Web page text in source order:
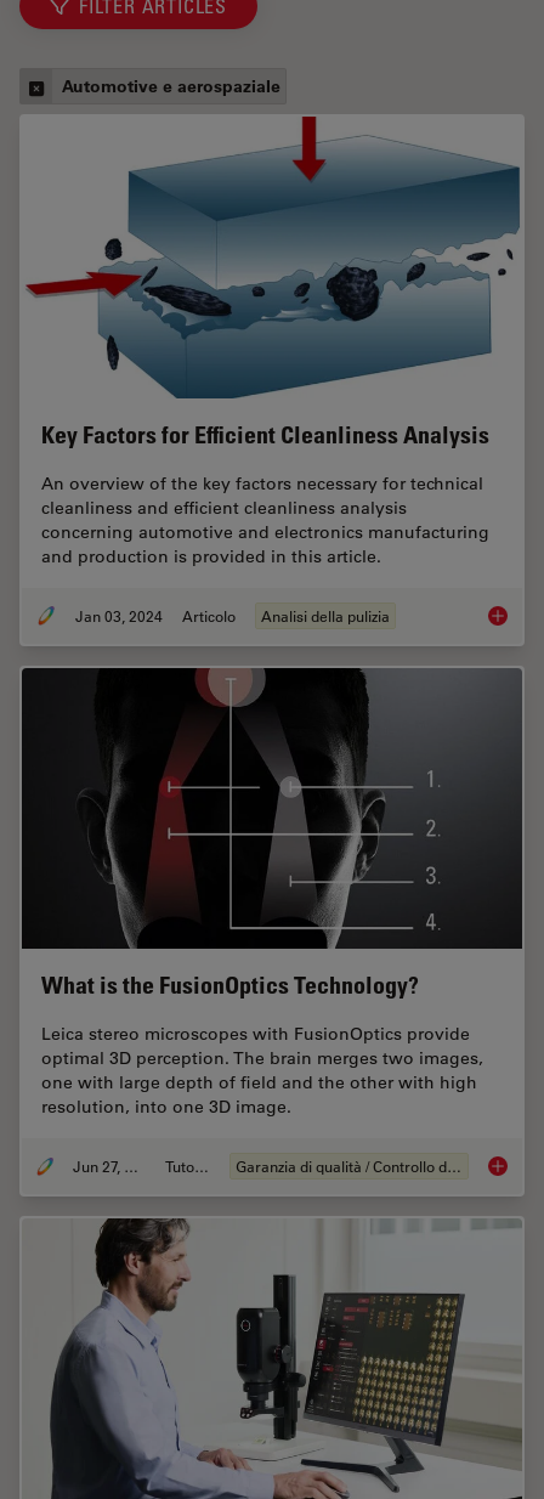
FILTER ARTICLES
Automotive e aerospaziale
Key Factors for Efficient Cleanliness Analysis
An overview of the key factors necessary for technical
cleanliness and efficient cleanliness analysis
concerning automotive and electronics manufacturing
and production is provided in this article.
Jan 03, 2024 Articolo Analisi della pulizia Key
What is the FusionOptics Technology?
Leica stereo microscopes with FusionOptics provide
optimal 3D perception. The brain merges two images,
one with large depth of field and the other with high
resolution, into one 3D image.
Jun 27, 2023 Tutorial Garanzia di qualità / Controllo di qualità What is